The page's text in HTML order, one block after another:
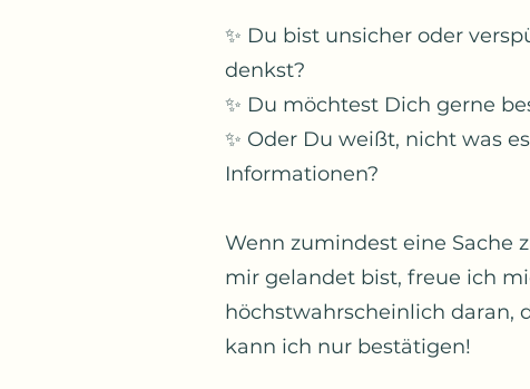
✨ Du bist unsicher oder
denkst?
✨ Du möchtest Dich gerne
✨ Oder Du weißt, nicht was
Informationen?
Wenn zumindest eine Sache
mir gelandet bist, freue ich
höchstwahrscheinlich daran,
kann ich nur bestätigen!